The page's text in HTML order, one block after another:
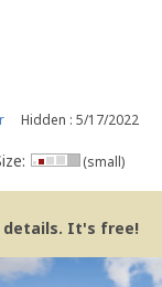
Hidden : 5/17/2022
(small)
details. It's free!